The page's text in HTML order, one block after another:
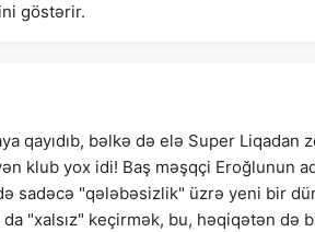
göstərir.
qayıdıb, bəlkə də elə Super Liqadan
klub yox idi! Baş məşqçi Eroğlunun
sadəcə "qələbəsizlik" üzrə yeni bir
"xalsız" keçirmək, bu, həqiqətən də